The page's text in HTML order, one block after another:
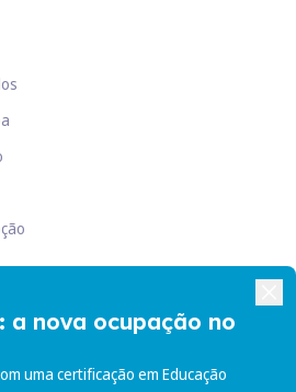
a nova ocupação no
uma certificação em Educação